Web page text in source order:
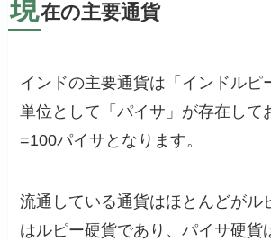
現在の主要通貨
インドの主要通貨は「インドルピ
単位として「パイサ」が存在して
=100パイサとなります。
流通している通貨はほとんどがル
はルピー硬貨であり、パイサ硬貨